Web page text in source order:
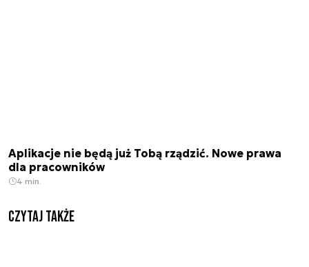
Aplikacje nie będą już Tobą rządzić. Nowe prawa
dla pracowników
4 min.
Czytaj także